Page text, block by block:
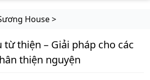
House >
từ thiện – Giải pháp cho các
thiện nguyện